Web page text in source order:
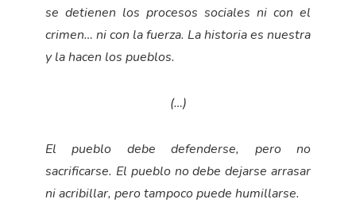
se detienen los procesos sociales ni con el
crimen… ni con la fuerza. La historia es nuestra
y la hacen los pueblos.
(…)
El pueblo debe defenderse, pero no
sacrificarse. El pueblo no debe dejarse arrasar
ni acribillar, pero tampoco puede humillarse.